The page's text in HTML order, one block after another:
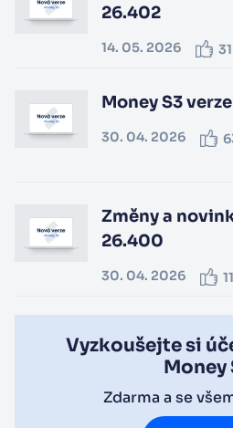
26.402
14. 05. 2026 31
Money S3
30. 04. 2026
Změny a
26.400
30. 04. 2026 11
Vyzkoušejte si
Money
Zdarma a se